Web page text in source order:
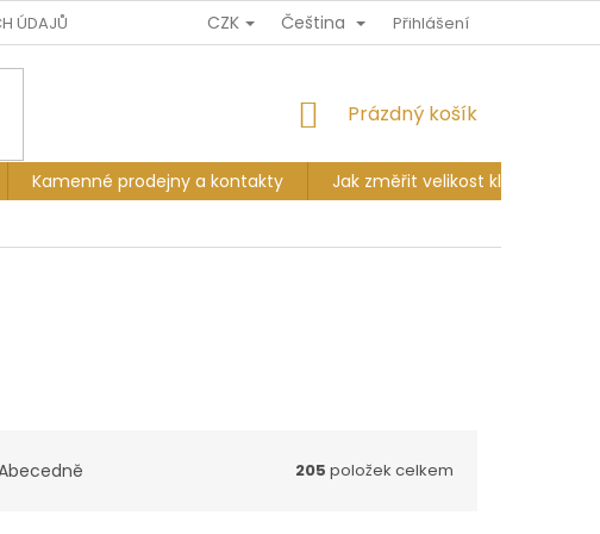
ÚDAJŮ DOPRAVA A PLATBA VÝMĚNA A VRÁCENÍ
CZK Čeština Přihlášení
NÁKUPNÍ
Prázdný košík
Kamenné prodejny a kontakty
Jak změřit velikost klobouku?
205 položek celkem